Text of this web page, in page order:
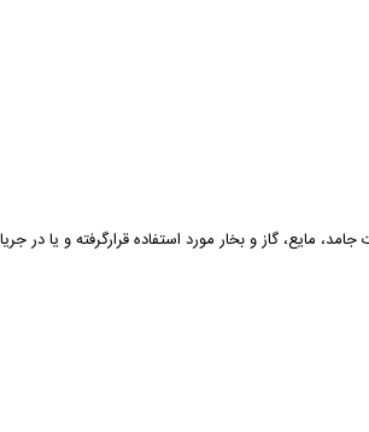
مایع، گاز و بخار مورد استفاده قرارگرفته و یا در